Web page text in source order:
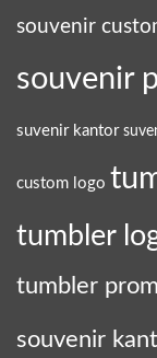
souvenir
souvenir
suvenir kantor
custom logo
tumbler
tumbler
souvenir